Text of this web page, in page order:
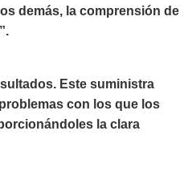
demás, la comprensión de
Este suministra
con los que los
la clara